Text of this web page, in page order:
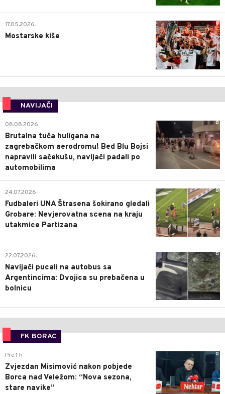
0
17.05.2026.
Mostarske kiše
NAVIJAČI
0
08.08.2026.
Brutalna tuča huligana na
zagrebačkom aerodromu! Bed Blu Bojsi
napravili sačekušu, navijači padali po
automobilima
0
24.07.2026.
Fudbaleri UNA Štrasena šokirano gledali
Grobare: Nevjerovatna scena na kraju
utakmice Partizana
0
22.07.2026.
Navijači pucali na autobus sa
Argentincima: Dvojica su prebačena u
bolnicu
FK BORAC
0
Pre 1 h
Zvjezdan Misimović nakon pobjede
Borca nad Veležom: “Nova sezona,
stare navike”